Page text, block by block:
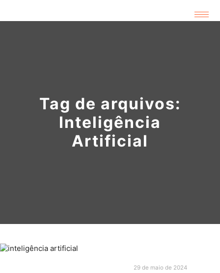
Tag de arquivos:
Inteligência
Artificial
29 de maio de 2024